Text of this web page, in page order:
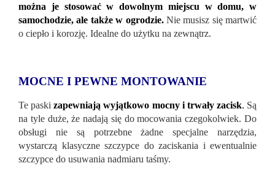
można je stosować w dowolnym miejscu w domu, w
samochodzie, ale także w ogrodzie.Nie musisz się martwić
o ciepło i korozję. Idealne do użytku na zewnątrz.
MOCNE I PEWNE MONTOWANIE
Te paskizapewniają wyjątkowo mocny i trwały zacisk. Są
na tyle duże, że nadają się do mocowania czegokolwiek. Do
obsługi nie są potrzebne żadne specjalne narzędzia,
wystarczą klasyczne szczypce do zaciskania i ewentualnie
szczypce do usuwania nadmiaru taśmy.